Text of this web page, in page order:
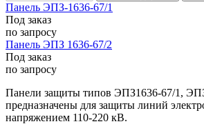
Панель ЭПЗ-1636-67/1
Под заказ
по запросу
Панель ЭПЗ 1636-67/2
Под заказ
по запросу
Панели защиты типов ЭПЗ1636-67/1,
предназначены для защиты линий
напряжением 110-220 кВ.